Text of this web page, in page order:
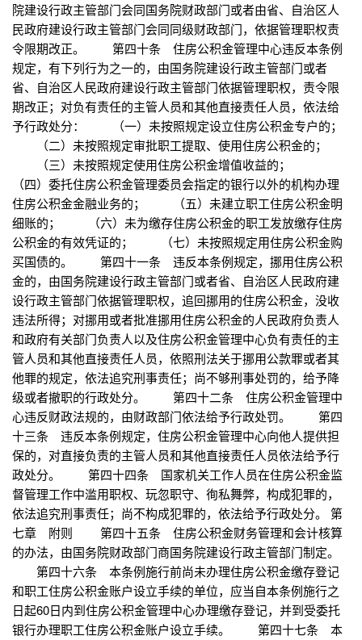
院建设行政主管部门会同国务院财政部门或者由省、自治区人
民政府建设行政主管部门会同同级财政部门，依据管理职权责
令限期改正。 第四十条 住房公积金管理中心违反本条例
规定，有下列行为之一的，由国务院建设行政主管部门或者
省、自治区人民政府建设行政主管部门依据管理职权，责令限
期改正；对负有责任的主管人员和其他直接责任人员，依法给
予行政处分： （一）未按照规定设立住房公积金专户的；
（二）未按照规定审批职工提取、使用住房公积金的；
（三）未按照规定使用住房公积金增值收益的；
（四）委托住房公积金管理委员会指定的银行以外的机构办理
住房公积金金融业务的； （五）未建立职工住房公积金明
细账的； （六）未为缴存住房公积金的职工发放缴存住房
公积金的有效凭证的； （七）未按照规定用住房公积金购
买国债的。 第四十一条 违反本条例规定，挪用住房公积
金的，由国务院建设行政主管部门或者省、自治区人民政府建
设行政主管部门依据管理职权，追回挪用的住房公积金，没收
违法所得；对挪用或者批准挪用住房公积金的人民政府负责人
和政府有关部门负责人以及住房公积金管理中心负有责任的主
管人员和其他直接责任人员，依照刑法关于挪用公款罪或者其
他罪的规定，依法追究刑事责任；尚不够刑事处罚的，给予降
级或者撤职的行政处分。 第四十二条 住房公积金管理中
心违反财政法规的，由财政部门依法给予行政处罚。 第四
十三条 违反本条例规定，住房公积金管理中心向他人提供担
保的，对直接负责的主管人员和其他直接责任人员依法给予行
政处分。 第四十四条 国家机关工作人员在住房公积金监
督管理工作中滥用职权、玩忽职守、徇私舞弊，构成犯罪的，
依法追究刑事责任；尚不构成犯罪的，依法给予行政处分。 第
七章 附则 第四十五条 住房公积金财务管理和会计核算
的办法，由国务院财政部门商国务院建设行政主管部门制定。
第四十六条 本条例施行前尚未办理住房公积金缴存登记
和职工住房公积金账户设立手续的单位，应当自本条例施行之
日起60日内到住房公积金管理中心办理缴存登记，并到受委托
银行办理职工住房公积金账户设立手续。 第四十七条 本